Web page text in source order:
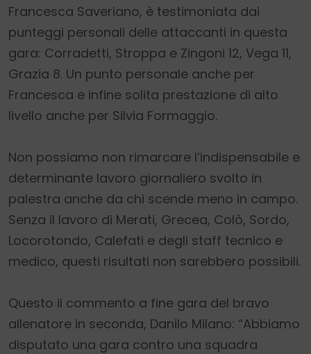
Francesca Saveriano, è testimoniata dai
punteggi personali delle attaccanti in questa
gara: Corradetti, Stroppa e Zingoni 12, Vega 11,
Grazia 8. Un punto personale anche per
Francesca e infine solita prestazione di alto
livello anche per Silvia Formaggio.
Non possiamo non rimarcare l’indispensabile e
determinante lavoro giornaliero svolto in
palestra anche da chi scende meno in campo.
Senza il lavoro di Merati, Grecea, Colò, Sordo,
Locorotondo, Calefati e degli staff tecnico e
medico, questi risultati non sarebbero possibili.
Questo il commento a fine gara del bravo
allenatore in seconda, Danilo Milano: “Abbiamo
disputato una gara contro una squadra